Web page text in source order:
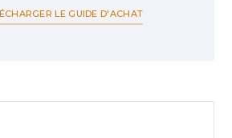
LE GUIDE D'ACHAT